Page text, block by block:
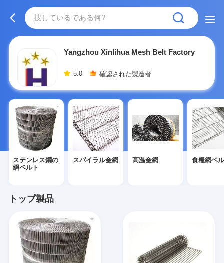
Yangzhou Xinlihua Mesh Belt Factory
5.0 確認された製造者
ステンレス鋼の
網ベルト
スパイラル金網 高温金網 食糧網ベ
トップ製品